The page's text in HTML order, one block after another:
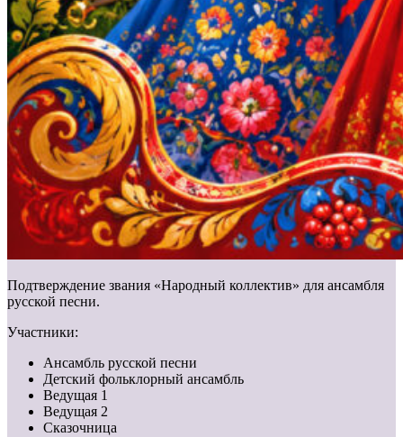
Подтверждение звания «Народный коллектив» для ансамбля
русской песни.
Участники:
Ансамбль русской песни
Детский фольклорный ансамбль
Ведущая 1
Ведущая 2
Сказочница